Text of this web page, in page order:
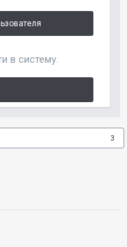
в систему.
3